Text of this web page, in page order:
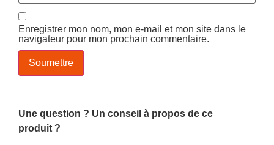
Enregistrer mon nom, mon e-mail et mon site dans le
navigateur pour mon prochain commentaire.
Une question ? Un conseil à propos de ce
produit ?